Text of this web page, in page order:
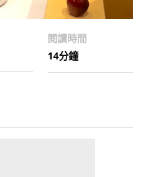
閱讀時間
14分鐘